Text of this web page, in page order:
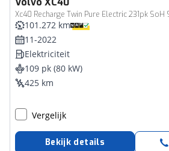
101.272 km
11-2022
Elektriciteit
109 pk (80 kW)
425 km
Vergelijk
Bekijk details